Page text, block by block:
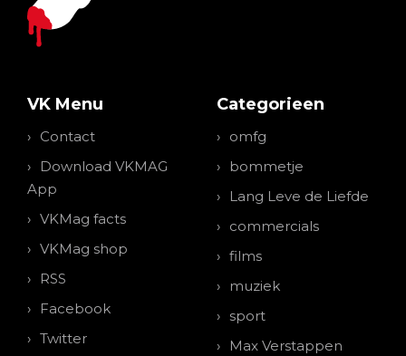
VK Menu
Contact
Download VKMAG
App
VKMag facts
VKMag shop
RSS
Facebook
Twitter
Categorieen
omfg
bommetje
Lang Leve de Liefde
commercials
films
muziek
sport
Max Verstappen